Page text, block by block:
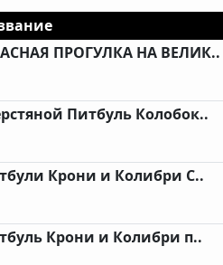
ПРОГУЛКА НА ВЕЛИК..
Питбуль Колобок..
Крони и Колибри С..
Крони и Колибри п..